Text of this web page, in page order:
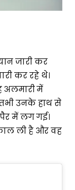
जारी कर
कर रहे थे।
अलमारी में
उनके हाथ से
में लग गई।
ली है और वह